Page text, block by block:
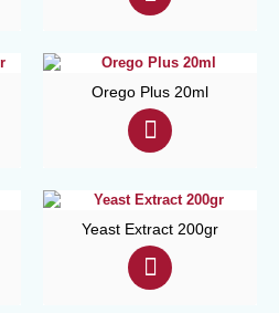
Orego Plus 20ml
Yeast Extract 200gr